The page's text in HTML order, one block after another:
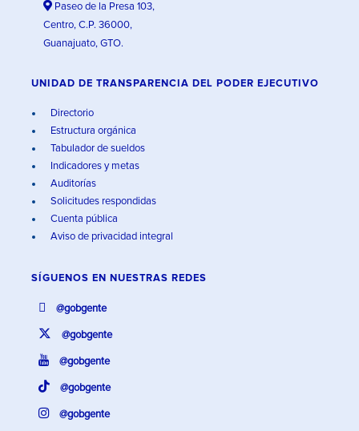
Paseo de la Presa 103,
Centro, C.P. 36000,
Guanajuato, GTO.
UNIDAD DE TRANSPARENCIA DEL PODER EJECUTIVO
Directorio
Estructura orgánica
Tabulador de sueldos
Indicadores y metas
Auditorías
Solicitudes respondidas
Cuenta pública
Aviso de privacidad integral
SÍGUENOS EN NUESTRAS REDES
@gobgente
@gobgente
@gobgente
@gobgente
@gobgente